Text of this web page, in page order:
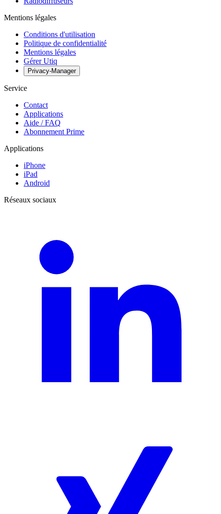
Mentions légales
Conditions d'utilisation
Politique de confidentialité
Mentions légales
Gérer Utiq
Privacy-Manager
Service
Contact
Applications
Aide / FAQ
Abonnement Prime
Applications
iPhone
iPad
Android
Réseaux sociaux